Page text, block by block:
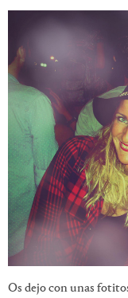
Os dejo con unas